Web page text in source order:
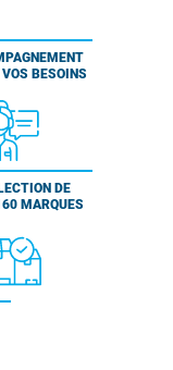
BESOINS
DE
MARQUES